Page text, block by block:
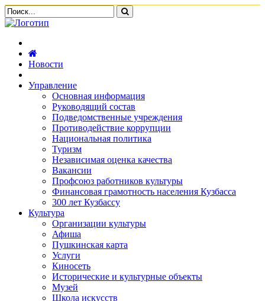
Новости
Управление
Основная информация
Руководящий состав
Подведомственные учреждения
Противодействие коррупции
Национальная политика
Туризм
Независимая оценка качества
Вакансии
Профсоюз работников культуры
Финансовая грамотность населения Кузбасса
300 лет Кузбассу
Культура
Организации культуры
Афиша
Пушкинская карта
Услуги
Киносеть
Исторические и культурные объекты
Музей
Школа искусств